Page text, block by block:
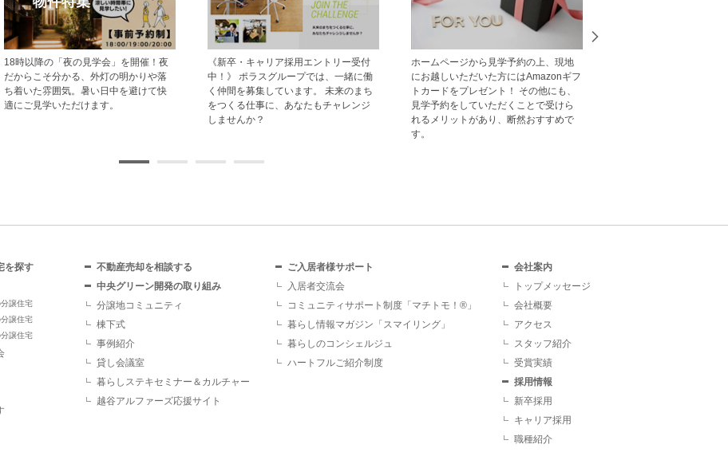
約の上、現地
はAmazonギフ
その他にも、
ことで受けら
今週開催予定のモデルハウス見学会・
現地見学会の一覧です。 ぜひお気軽に
お越しくださいませ。
現地でモデルハウス見学ができるポラ
スの新築一戸建て・分譲住宅をご紹介
します。
【登録無料】ポラスの新築一戸建て・
分譲住宅情報をいち早くお届けするメ
ールマガジン配信サービスです。
を探す
譲住宅
譲住宅
譲住宅
不動産売却を相談する
中央グリーン開発の取り組み
分譲地コミュニティ
棟下式
事例紹介
貸し会議室
暮らしステキセミナー＆カルチャー
越谷アルファーズ応援サイト
ご入居者様サポート
入居者交流会
コミュニティサポート制度「マチトモ！®」
暮らし情報マガジン「スマイリング」
暮らしのコンシェルジュ
ハートフルご紹介制度
会社案内
トップメッセージ
会社概要
アクセス
スタッフ紹介
受賞実績
採用情報
新卒採用
キャリア採用
職種紹介